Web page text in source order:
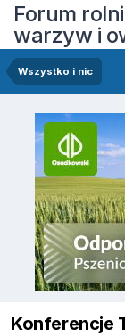
Forum
warzyw i
Wszystko i nic
Konferencje